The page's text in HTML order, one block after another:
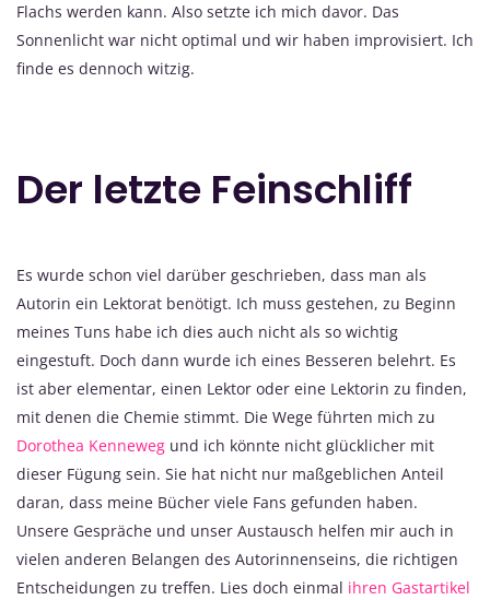
Flachs werden kann. Also setzte ich mich davor. Das
Sonnenlicht war nicht optimal und wir haben improvisiert. Ich
finde es dennoch witzig.
Der letzte Feinschliff
Es wurde schon viel darüber geschrieben, dass man als
Autorin ein Lektorat benötigt. Ich muss gestehen, zu Beginn
meines Tuns habe ich dies auch nicht als so wichtig
eingestuft. Doch dann wurde ich eines Besseren belehrt. Es
ist aber elementar, einen Lektor oder eine Lektorin zu finden,
mit denen die Chemie stimmt. Die Wege führten mich zu
Dorothea Kenneweg und ich könnte nicht glücklicher mit
dieser Fügung sein. Sie hat nicht nur maßgeblichen Anteil
daran, dass meine Bücher viele Fans gefunden haben.
Unsere Gespräche und unser Austausch helfen mir auch in
vielen anderen Belangen des Autorinnenseins, die richtigen
Entscheidungen zu treffen. Lies doch einmal ihren Gastartikel